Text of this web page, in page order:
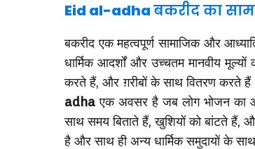
Eid al-adhaबकरीद का
बकरीद एक महत्वपूर्ण सामाजिक और
धार्मिक आदर्शों और उच्चतम मानवीय
करते हैं, और ग़रीबों के साथ वितरण करते
adhaएक अवसर है जब लोग भोजन का
साथ समय बिताते हैं, खुशियों को बांटते हैं,
है और साथ ही अन्य धार्मिक समुदायों के